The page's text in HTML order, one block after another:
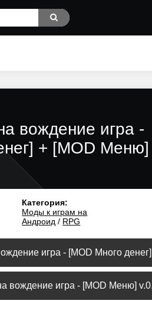
вождение игра -
+ [MOD Меню]
Категория:
Моды к играм на
Андроид / RPG
игра - [MOD Много
вождение игра - [MOD Меню]